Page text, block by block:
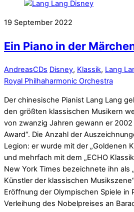
19 September 2022
Ein Piano in der
AndreasCDs Disney, Klassik, Lang
Royal Philhaharmonic Orchestra
Der chinesische Pianist Lang Lang
den größten klassischen Musikern
von zwanzig Jahren gewann er
Award“. Die Anzahl der
Legion: er wurde mit der „Goldenen
und mehrfach mit dem „ECHO
New York Times bezeichnete ihn als
Künstler der klassischen
Eröffnung der Olympischen Spiele in
Verleihung des Nobelpreises an